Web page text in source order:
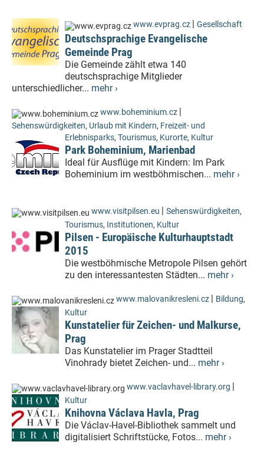
www.evprag.cz | Gesellschaft
Deutschsprachige Evangelische
Gemeinde Prag
Die Gemeinde zählt etwa 140
deutschsprachige Mitglieder
unterschiedlicher... mehr ›
www.boheminium.cz |
Sehenswürdigkeiten, Urlaub mit Kindern, Freizeit- und
Erlebnisparks, Tourismus, Kurorte, Kultur
Park Boheminium, Marienbad
Ideal für Ausflüge mit Kindern: Im Park
Boheminium im westböhmischen... mehr ›
www.visitpilsen.eu | Sehenswürdigkeiten,
Tourismus, Institutionen, Kultur
Pilsen - Europäische Kulturhauptstadt
2015
Die westböhmische Metropole Pilsen gehört
zu den interessantesten Städten... mehr ›
www.malovanikresleni.cz | Bildung,
Kultur
Kunstatelier für Zeichen- und Malkurse,
Prag
Das Kunstatelier im Prager Stadtteil
Vinohrady bietet Zeichen- und... mehr ›
www.vaclavhavel-library.org |
Kultur
Knihovna Václava Havla, Prag
Die Václav-Havel-Bibliothek sammelt und
digitalisiert Schriftstücke, Fotos... mehr ›